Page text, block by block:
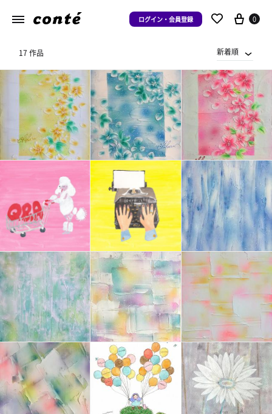
ログイン・会員登録 0
17 作品 新着順